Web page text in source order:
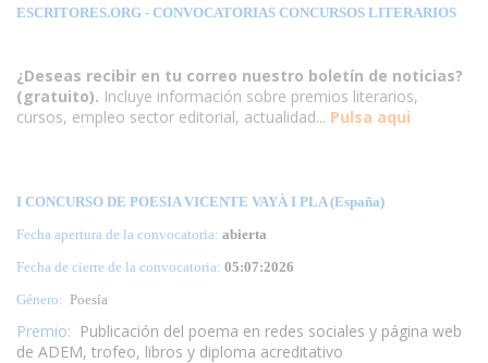
ESCRITORES.ORG - CONVOCATORIAS CONCURSOS LITERARIOS
¿Deseas recibir en tu correo nuestro boletín de noticias?
(gratuito). Incluye información sobre premios literarios,
cursos, empleo sector editorial, actualidad... Pulsa aqui
I CONCURSO DE POESIA VICENTE VAYÀ I PLA (España)
Fecha apertura de la convocatoria: abierta
Fecha de cierre de la convocatoria: 05:07:2026
Género: Poesía
Premio: Publicación del poema en redes sociales y página web
de ADEM, trofeo, libros y diploma acreditativo